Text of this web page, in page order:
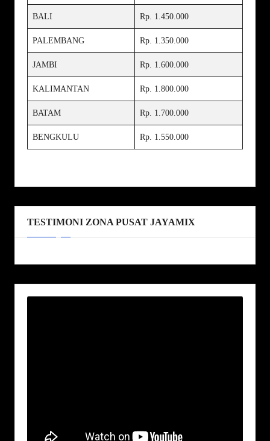
BALI Rp. 1.450.000
PALEMBANG Rp. 1.350.000
JAMBI Rp. 1.600.000
KALIMANTAN Rp. 1.800.000
BATAM Rp. 1.700.000
BENGKULU Rp. 1.550.000
TESTIMONI ZONA PUSAT JAYAMIX